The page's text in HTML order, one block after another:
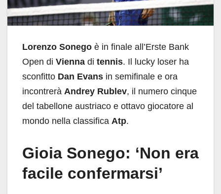
Lorenzo Sonego è in finale all’Erste Bank
Open di Vienna di tennis. Il lucky loser ha
sconfitto Dan Evans in semifinale e ora
incontrerà Andrey Rublev, il numero cinque
del tabellone austriaco e ottavo giocatore al
mondo nella classifica Atp.
Gioia Sonego: ‘Non era
facile confermarsi’